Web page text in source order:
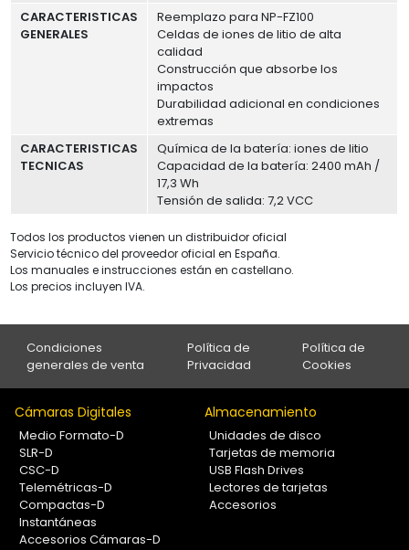
CARACTERISTICAS
GENERALES
Reemplazo para NP-FZ100
Celdas de iones de litio de alta
calidad
Construcción que absorbe los
impactos
Durabilidad adicional en condiciones
extremas
CARACTERISTICAS
TECNICAS
Química de la batería: iones de litio
Capacidad de la batería: 2400 mAh /
17,3 Wh
Tensión de salida: 7,2 VCC
Todos los productos vienen un distribuidor oficial
Servicio técnico del proveedor oficial en España.
Los manuales e instrucciones están en castellano.
Los precios incluyen IVA.
Condiciones
generales de venta
Política de
Privacidad
Política de
Cookies
Cámaras Digitales
Medio Formato-D
SLR-D
CSC-D
Telemétricas-D
Compactas-D
Instantáneas
Accesorios Cámaras-D
Almacenamiento
Unidades de disco
Tarjetas de memoria
USB Flash Drives
Lectores de tarjetas
Accesorios